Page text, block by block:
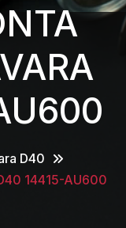
D40
14415-AU600